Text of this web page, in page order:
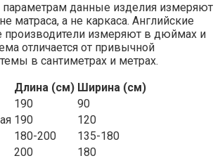
данные изделия измеряют
матраса, а не каркаса. Английские
производители измеряют в дюймах и
отличается от привычной
в сантиметрах и метрах.
Длина (см) Ширина (см)
190
90
190
120
180-200
135-180
200 180